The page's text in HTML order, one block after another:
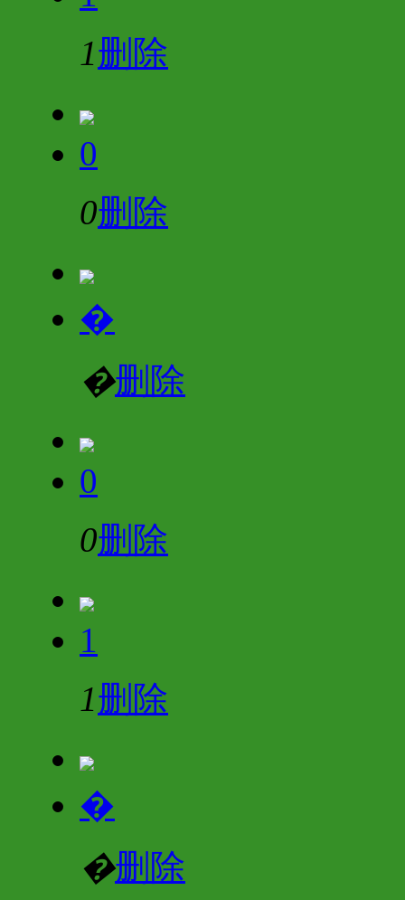
1删除
0
0删除
�
�删除
0
0删除
1
1删除
�
�删除